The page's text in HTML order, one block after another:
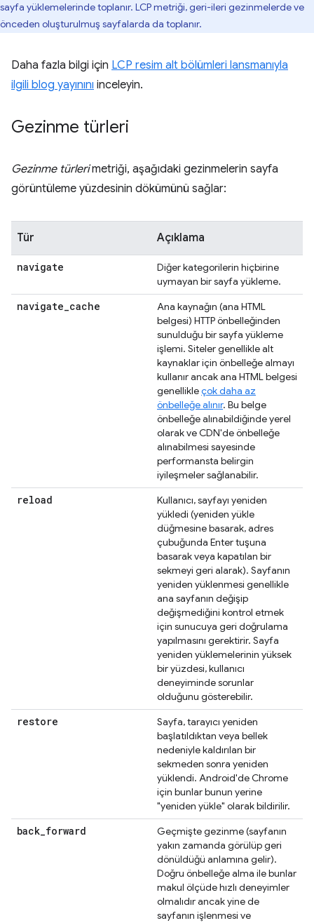
sayfa yüklemelerinde toplanır. LCP metriği, geri-ileri gezinmelerde ve
önceden oluşturulmuş sayfalarda da toplanır.
Daha fazla bilgi için LCP resim alt bölümleri lansmanıyla
ilgili blog yayınını inceleyin.
Gezinme türleri
Gezinme türlerimetriği, aşağıdaki gezinmelerin sayfa
görüntüleme yüzdesinin dökümünü sağlar:
Tür Açıklama
navigate
Diğer kategorilerin hiçbirine
uymayan bir sayfa yükleme.
navigate_cache
Ana kaynağın (ana HTML
belgesi) HTTP önbelleğinden
sunulduğu bir sayfa yükleme
işlemi. Siteler genellikle alt
kaynaklar için önbelleğe almayı
kullanır ancak ana HTML belgesi
genellikleçok daha az
önbelleğe alınır. Bu belge
önbelleğe alınabildiğinde yerel
olarak ve CDN'de önbelleğe
alınabilmesi sayesinde
performansta belirgin
iyileşmeler sağlanabilir.
reload
Kullanıcı, sayfayı yeniden
yükledi (yeniden yükle
düğmesine basarak, adres
çubuğunda Enter tuşuna
basarak veya kapatılan bir
sekmeyi geri alarak). Sayfanın
yeniden yüklenmesi genellikle
ana sayfanın değişip
değişmediğini kontrol etmek
için sunucuya geri doğrulama
yapılmasını gerektirir. Sayfa
yeniden yüklemelerinin yüksek
bir yüzdesi, kullanıcı
deneyiminde sorunlar
olduğunu gösterebilir.
restore
Sayfa, tarayıcı yeniden
başlatıldıktan veya bellek
nedeniyle kaldırılan bir
sekmeden sonra yeniden
yüklendi. Android'de Chrome
için bunlar bunun yerine
"yeniden yükle" olarak bildirilir.
back_forward
Geçmişte gezinme (sayfanın
yakın zamanda görülüp geri
dönüldüğü anlamına gelir).
Doğru önbelleğe alma ile bunlar
makul ölçüde hızlı deneyimler
olmalıdır ancak yine de
sayfanın işlenmesi ve